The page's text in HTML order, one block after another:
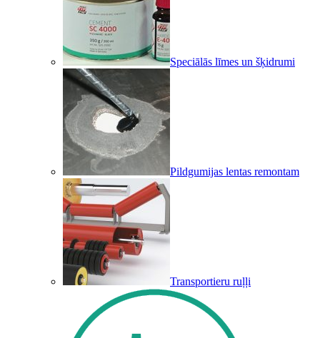
Speciālās līmes un šķidrumi
Pildgumijas lentas remontam
Transportieru ruļļi